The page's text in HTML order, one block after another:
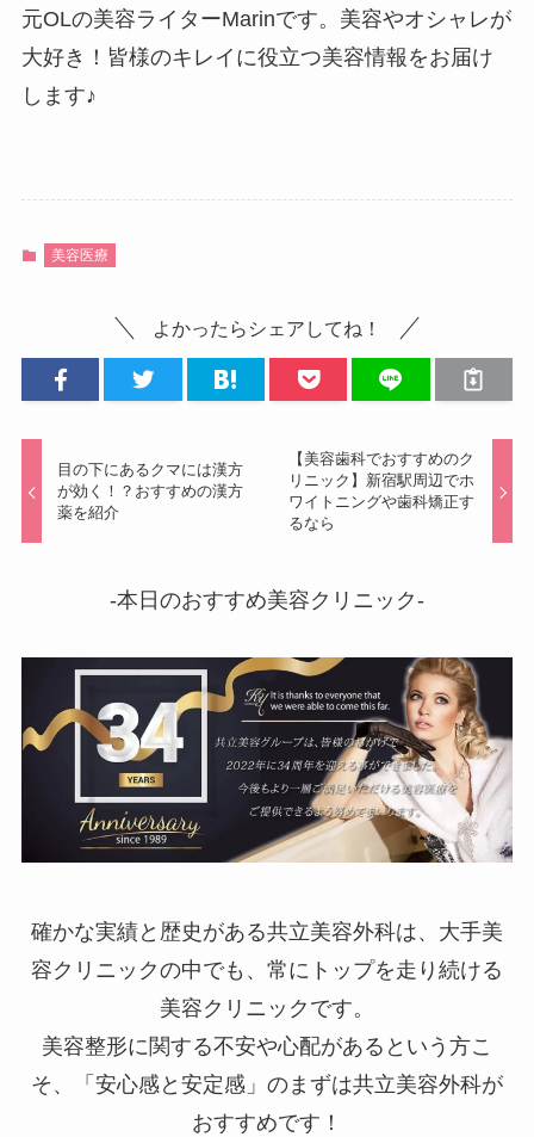
元OLの美容ライターMarinです。美容やオシャレが
大好き！皆様のキレイに役立つ美容情報をお届け
します♪
美容医療
よかったらシェアしてね！
目の下にあるクマには漢方
が効く！？おすすめの漢方
薬を紹介
【美容歯科でおすすめのク
リニック】新宿駅周辺でホ
ワイトニングや歯科矯正す
るなら
-本日のおすすめ美容クリニック-
確かな実績と歴史がある共立美容外科は、大手美
容クリニックの中でも、常にトップを走り続ける
美容クリニックです。
美容整形に関する不安や心配があるという方こ
そ、「安心感と安定感」のまずは共立美容外科が
おすすめです！